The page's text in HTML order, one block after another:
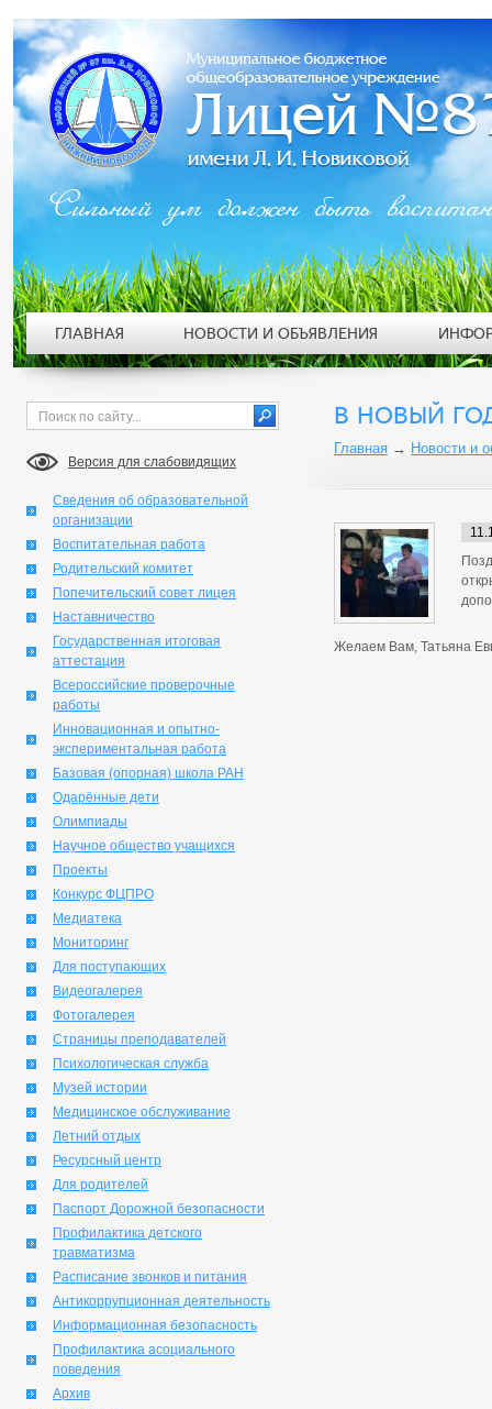
Версия для слабовидящих
Сведения об образовательной
организации
Воспитательная работа
Родительский комитет
Попечительский совет лицея
Наставничество
Государственная итоговая
аттестация
Всероссийские проверочные
работы
Инновационная и опытно-
экспериментальная работа
Базовая (опорная) школа РАН
Одарённые дети
Олимпиады
Научное общество учащихся
Проекты
Конкурс ФЦПРО
Медиатека
Мониторинг
Для поступающих
Видеогалерея
Фотогалерея
Страницы преподавателей
Психологическая служба
Музей истории
Медицинское обслуживание
Летний отдых
Ресурсный центр
Для родителей
Паспорт Дорожной безопасности
Профилактика детского
травматизма
Расписание звонков и питания
Антикоррупционная деятельность
Информационная безопасность
Профилактика асоциального
поведения
Архив
В НОВЫЙ
Главная → Новости и
Желаем Вам, Татьяна
Сильный ум должен быть
ГЛАВНАЯ НОВОСТИ И ОБЪЯВЛЕНИЯ